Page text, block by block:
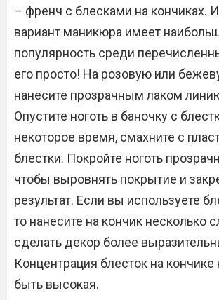
– френч с блесками на кончиках.
вариант маникюра имеет
популярность среди
его просто! На розовую или
нанесите прозрачным лаком
Опустите ноготь в баночку с
некоторое время, смахните с
блестки. Покройте ноготь
чтобы выровнять покрытие и
результат. Если вы используете
то нанесите на кончик несколько
сделать декор более
Концентрация блесток на
быть высокая.